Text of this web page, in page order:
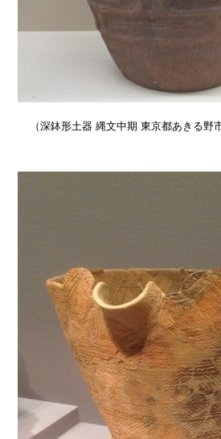
（深鉢形土器 縄文中期 東京都あきる野